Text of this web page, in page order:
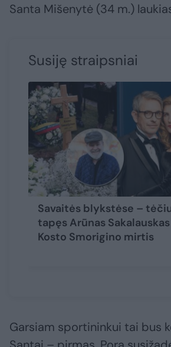
Santa Mišenytė (34 m.)
Susiję straipsniai
Savaitės blykstėse –
tapęs Arūnas
Kosto Smorigino mirtis
Garsiam sportininkui tai bus